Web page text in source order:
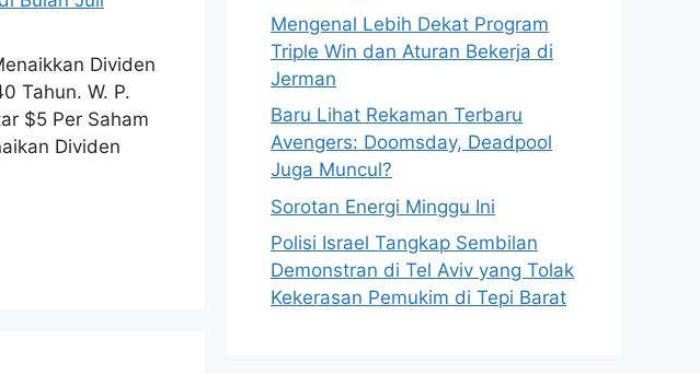
Dividen
Tahun. W. P.
$5 Per Saham
Dividen
Mengenal Lebih Dekat Program
Triple Win dan Aturan Bekerja di
Jerman
Baru Lihat Rekaman Terbaru
Avengers: Doomsday, Deadpool
Juga Muncul?
Sorotan Energi Minggu Ini
Polisi Israel Tangkap Sembilan
Demonstran di Tel Aviv yang Tolak
Kekerasan Pemukim di Tepi Barat